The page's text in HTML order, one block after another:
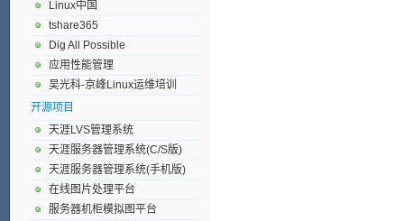
Linux中国
tshare365
Dig All Possible
应用性能管理
吴光科-京峰Linux运维培训
开源项目
天涯LVS管理系统
天涯服务器管理系统(C/S版)
天涯服务器管理系统(手机版)
在线图片处理平台
服务器机柜模拟图平台